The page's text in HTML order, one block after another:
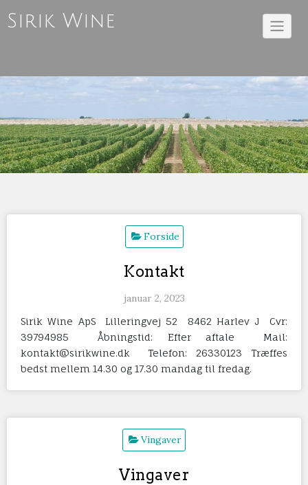
toSirik Wine
Forside
Kontakt
januar 2, 2023
Sirik Wine ApS Lilleringvej 52 8462 Harlev J Cvr:
39794985 Åbningstid: Efter aftale Mail:
kontakt@sirikwine.dk Telefon: 26330123 Træffes
bedst mellem 14.30 og 17.30 mandag til fredag.
Vingaver
Vingaver